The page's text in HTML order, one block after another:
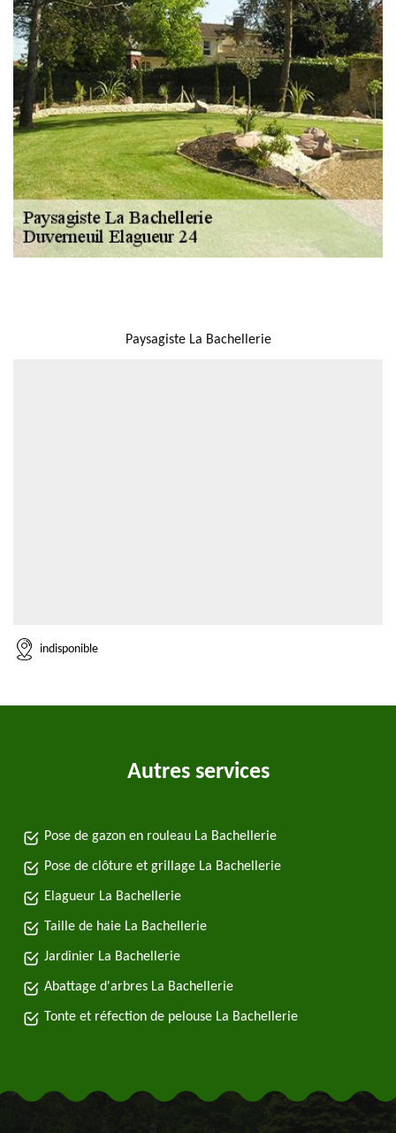
Paysagiste La Bachellerie
indisponible
Autres services
Pose de gazon en rouleau La Bachellerie
Pose de clôture et grillage La Bachellerie
Elagueur La Bachellerie
Taille de haie La Bachellerie
Jardinier La Bachellerie
Abattage d'arbres La Bachellerie
Tonte et réfection de pelouse La Bachellerie